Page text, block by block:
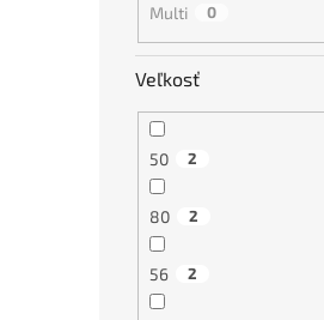
Multi 0
Veľkosť
50 2
80 2
56 2